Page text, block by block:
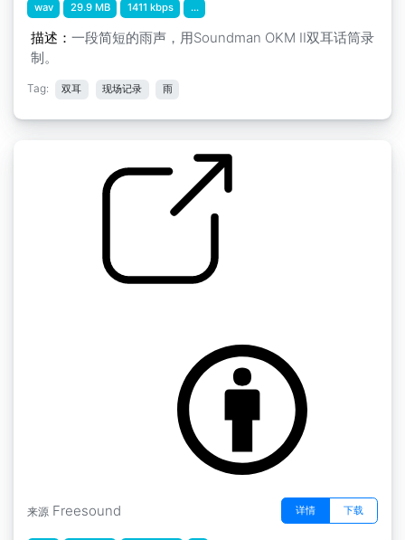
wav 29.9 MB 1411 kbps ...
描述： 一段简短的雨声，用Soundman OKM II双耳话筒录
制。
Tag: 双耳 现场记录 雨
来源 Freesound 详情 下载